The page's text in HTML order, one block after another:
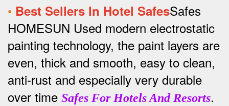
• Best Sellers In Hotel SafesSafes
HOMESUN Used modern electrostatic
painting technology, the paint layers are
even, thick and smooth, easy to clean,
anti-rust and especially very durable
over time Safes For Hotels And Resorts.